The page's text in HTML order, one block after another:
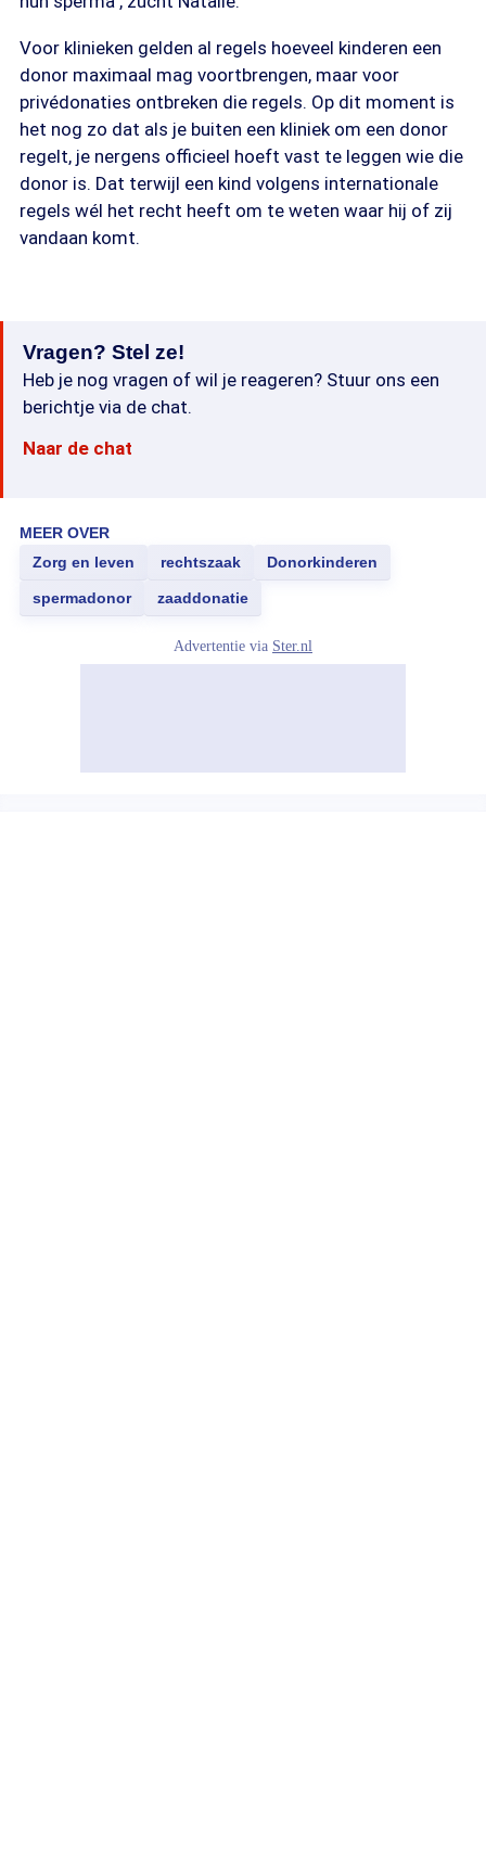
Voor klinieken gelden al regels hoeveel kinderen een
donor maximaal mag voortbrengen, maar voor
privédonaties ontbreken die regels. Op dit moment is
het nog zo dat als je buiten een kliniek om een donor
regelt, je nergens officieel hoeft vast te leggen wie die
donor is. Dat terwijl een kind volgens internationale
regels wél het recht heeft om te weten waar hij of zij
vandaan komt.
Vragen? Stel ze!
Heb je nog vragen of wil je reageren? Stuur ons een
berichtje via de chat.
Naar de chat
MEER OVER
Zorg en leven
rechtszaak Donorkinderen
spermadonor zaaddonatie
Advertentie via Ster.nl